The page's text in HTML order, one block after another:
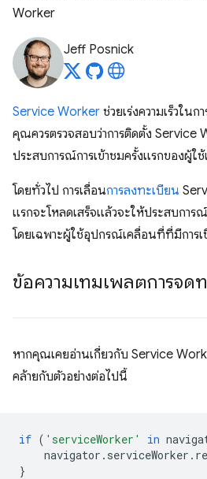
Worker
Jeff Posnick
Service Worker ช่วยเร่งความเร็วใน
คุณควรตรวจสอบว่าการติดตั้ง Service
ประสบการณ์การเข้าชมครั้งแรกของผู้ใ
โดยทั่วไป การเลื่อนการลงทะเบียน
แรกจะโหลดเสร็จแล้วจะให้ประสบกา
โดยเฉพาะผู้ใช้อุปกรณ์เคลื่อนที่ที่มีการเ
ข้อความเทมเพลตการจ
หากคุณเคยอ่านเกี่ยวกับ Service
คล้ายกับตัวอย่างต่อไปนี้
if ( 'serviceWorker' in
navigator . serviceWorker .
}